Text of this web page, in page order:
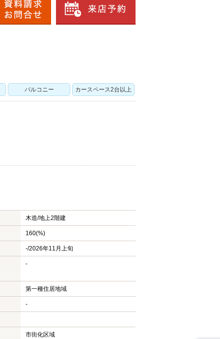
バルコニー カースペース2台以上
木造/地上2階建
160(%)
-/2026年11月上旬
-
第一種住居地域
-
市街化区域